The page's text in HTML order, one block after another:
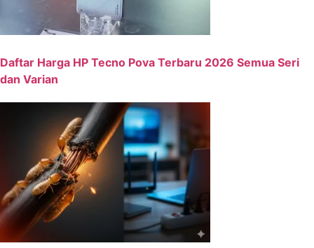
Daftar Harga HP Tecno Pova Terbaru 2026 Semua Seri
dan Varian